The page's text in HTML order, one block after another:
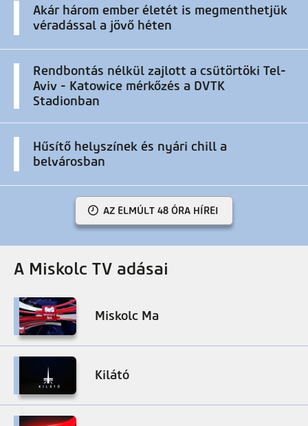
Akár három ember életét is megmenthetjük
véradással a jövő héten
Rendbontás nélkül zajlott a csütörtöki Tel-
Aviv - Katowice mérkőzés a DVTK
Stadionban
Hűsítő helyszínek és nyári chill a
belvárosban
AZ ELMÚLT 48 ÓRA HÍREI
A Miskolc TV adásai
Miskolc Ma
Kilátó